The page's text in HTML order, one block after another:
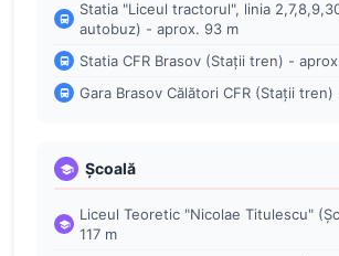
Statia "Liceul tractorul", linia
autobuz) - aprox. 93 m
Statia CFR Brasov (Stații tren) -
Gara Brasov Călători CFR (Stații
Școală
Liceul Teoretic "Nicolae Titulescu"
117 m